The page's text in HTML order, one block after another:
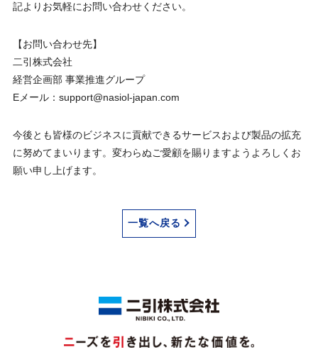
記よりお気軽にお問い合わせください。
【お問い合わせ先】
二引株式会社
経営企画部 事業推進グループ
Eメール：support@nasiol-japan.com
今後とも皆様のビジネスに貢献できるサービスおよび製品の拡充
に努めてまいります。変わらぬご愛顧を賜りますようよろしくお
願い申し上げます。
一覧へ戻る